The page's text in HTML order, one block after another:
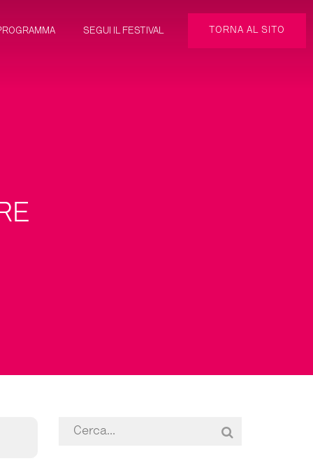
SEGUI IL FESTIVAL TORNA AL SITO